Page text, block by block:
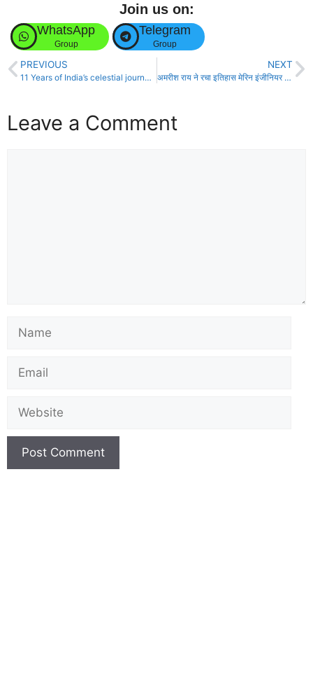
Join us on:
WhatsApp
Group
Telegram
Group
PREVIOUS
11 Years of India’s celestial journey into SpaceDr. Jitendra Singh.
NEXT
अमरीश राय ने रचा इतिहास मेरिन इंजीनियर मे air 241 रैंक लाकर गुदरी का लाल बना!
Leave a Comment